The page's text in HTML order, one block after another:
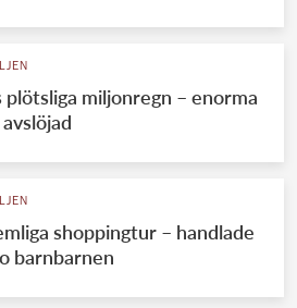
miljonregn – enorma
shoppingtur – handlade
barnbarnen